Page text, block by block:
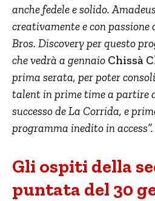
anche fedele e solido.
creativamente e con
Bros. Discovery per questo
che vedrà a gennaio Chissà
prima serata, per poter
talent in prime time a partire
successo de La Corrida, e
programma inedito in access”.
Gli ospiti della
puntata del 30